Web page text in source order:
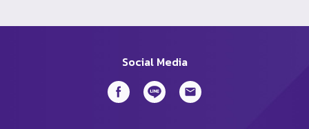
Social Media